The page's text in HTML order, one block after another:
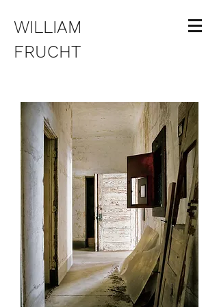
WILLIAM
FRUCHT